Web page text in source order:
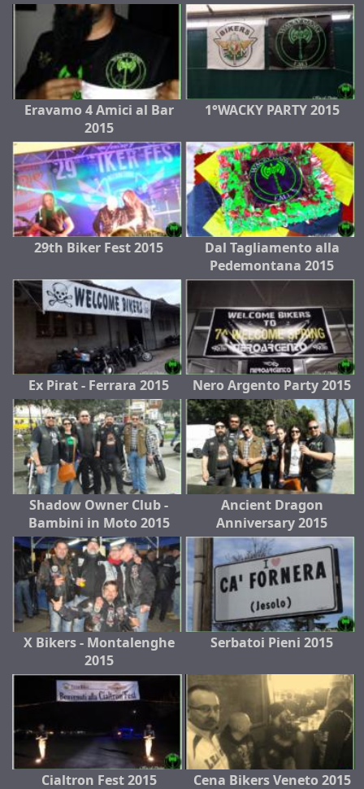
Eravamo 4 Amici al Bar
2015
1°WACKY PARTY 2015
29th Biker Fest 2015
Dal Tagliamento alla
Pedemontana 2015
Ex Pirat - Ferrara 2015 Nero Argento Party 2015
Shadow Owner Club -
Bambini in Moto 2015
Ancient Dragon
Anniversary 2015
X Bikers - Montalenghe
2015
Serbatoi Pieni 2015
Cialtron Fest 2015 Cena Bikers Veneto 2015